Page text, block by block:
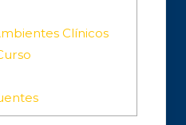
Clínicos